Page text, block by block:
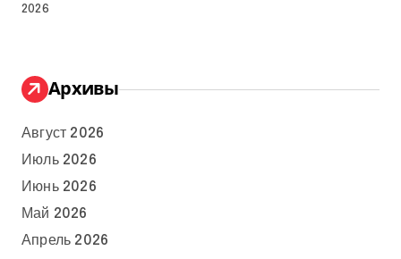
2026
Архивы
Август 2026
Июль 2026
Июнь 2026
Май 2026
Апрель 2026